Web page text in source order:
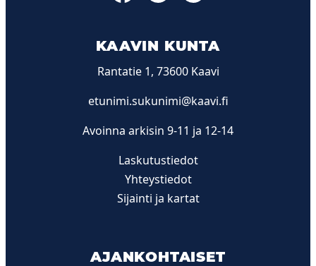
KAAVIN KUNTA
Rantatie 1, 73600 Kaavi
etunimi.sukunimi@kaavi.fi
Avoinna arkisin 9-11 ja 12-14
Laskutustiedot
Yhteystiedot
Sijainti ja kartat
AJANKOHTAISET